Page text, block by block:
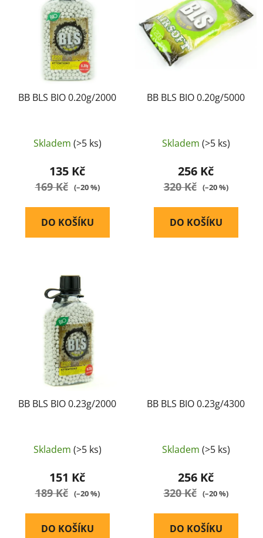
BB BLS BIO 0.20g/2000
Skladem (>5 ks)
135 Kč
169 Kč (–20 %)
DO KOŠÍKU
BB BLS BIO 0.20g/5000
Skladem (>5 ks)
256 Kč
320 Kč (–20 %)
DO KOŠÍKU
BB BLS BIO 0.23g/2000
Skladem (>5 ks)
151 Kč
189 Kč (–20 %)
DO KOŠÍKU
BB BLS BIO 0.23g/4300
Skladem (>5 ks)
256 Kč
320 Kč (–20 %)
DO KOŠÍKU